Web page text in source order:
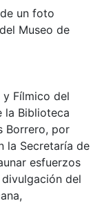
un foto
Museo de
Fílmico del
la Biblioteca
Borrero, por
la Secretaría de
esfuerzos
del